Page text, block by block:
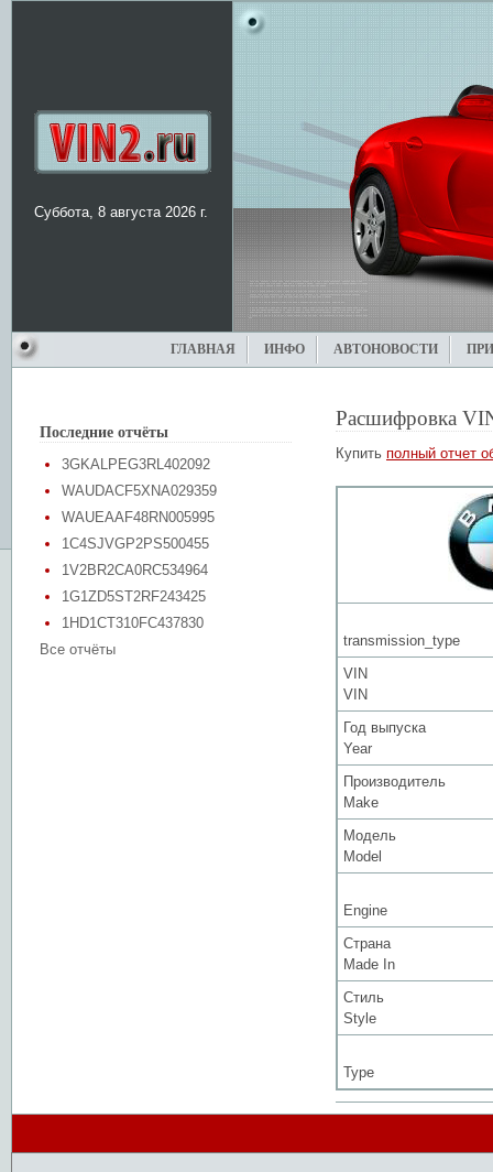
Суббота, 8 августа 2026 г.
ГЛАВНАЯ ИНФО АВТОНОВОСТИ
Последние отчёты
3GKALPEG3RL402092
WAUDACF5XNA029359
WAUEAAF48RN005995
1C4SJVGP2PS500455
1V2BR2CA0RC534964
1G1ZD5ST2RF243425
1HD1CT310FC437830
Все отчёты
Расшифровка
Купить полный отчет
transmission_type
VIN
VIN
Год выпуска
Year
Производитель
Make
Модель
Model
Engine
Страна
Made In
Стиль
Style
Type